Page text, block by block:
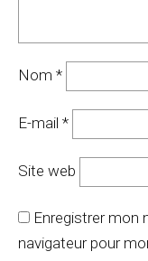
Nom *
E-mail *
Site web
Enregistrer mon
navigateur pour